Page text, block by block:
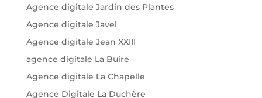
Agence digitale Jardin des Plantes
Agence digitale Javel
Agence digitale Jean XXIII
agence digitale La Buire
Agence digitale La Chapelle
Agence Digitale La Duchère